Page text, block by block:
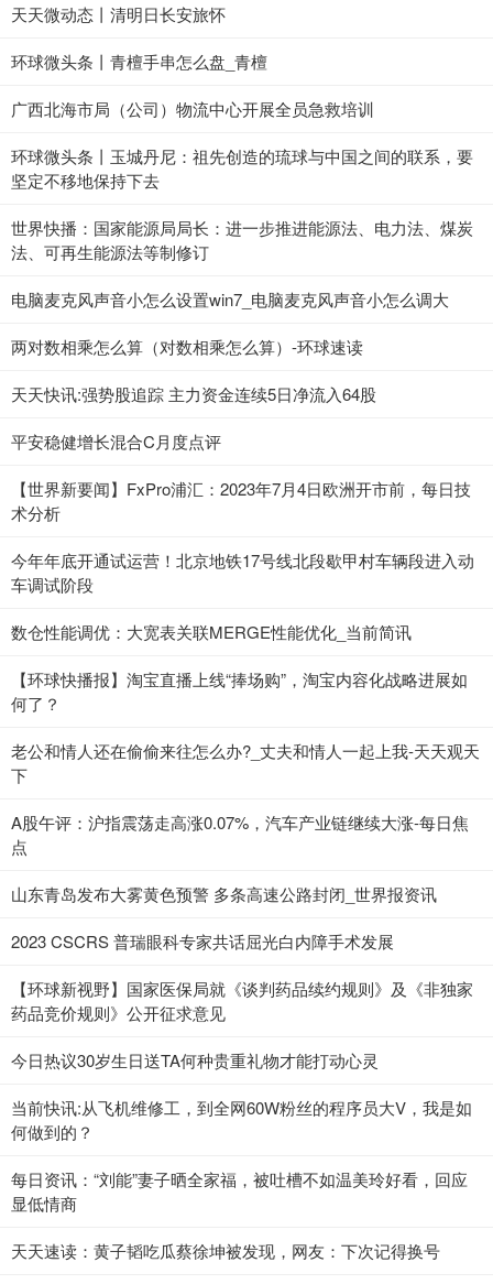
天天微动态丨清明日长安旅怀
环球微头条丨青檀手串怎么盘_青檀
广西北海市局（公司）物流中心开展全员急救培训
环球微头条丨玉城丹尼：祖先创造的琉球与中国之间的联系，要
坚定不移地保持下去
世界快播：国家能源局局长：进一步推进能源法、电力法、煤炭
法、可再生能源法等制修订
电脑麦克风声音小怎么设置win7_电脑麦克风声音小怎么调大
两对数相乘怎么算（对数相乘怎么算）-环球速读
天天快讯:强势股追踪 主力资金连续5日净流入64股
平安稳健增长混合C月度点评
【世界新要闻】FxPro浦汇：2023年7月4日欧洲开市前，每日技
术分析
今年年底开通试运营！北京地铁17号线北段歇甲村车辆段进入动
车调试阶段
数仓性能调优：大宽表关联MERGE性能优化_当前简讯
【环球快播报】淘宝直播上线“捧场购”，淘宝内容化战略进展如
何了？
老公和情人还在偷偷来往怎么办?_丈夫和情人一起上我-天天观天
下
A股午评：沪指震荡走高涨0.07%，汽车产业链继续大涨-每日焦
点
山东青岛发布大雾黄色预警 多条高速公路封闭_世界报资讯
2023 CSCRS 普瑞眼科专家共话屈光白内障手术发展
【环球新视野】国家医保局就《谈判药品续约规则》及《非独家
药品竞价规则》公开征求意见
今日热议30岁生日送TA何种贵重礼物才能打动心灵
当前快讯:从飞机维修工，到全网60W粉丝的程序员大V，我是如
何做到的？
每日资讯：“刘能”妻子晒全家福，被吐槽不如温美玲好看，回应
显低情商
天天速读：黄子韬吃瓜蔡徐坤被发现，网友：下次记得换号